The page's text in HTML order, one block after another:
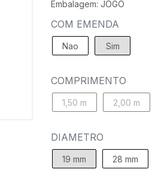
Embalagem: JOGO
COM EMENDA
Nao Sim
COMPRIMENTO
1,50 m 2,00 m
DIAMETRO
19 mm 28 mm